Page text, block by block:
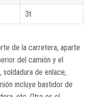
3t
de la carretera, aparte
del camión y el
soldadura de enlace,
incluye bastidor de